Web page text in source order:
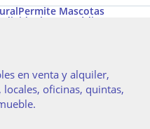
Permite Mascotas
Apto Crédito
en venta y alquiler,
oficinas, quintas,